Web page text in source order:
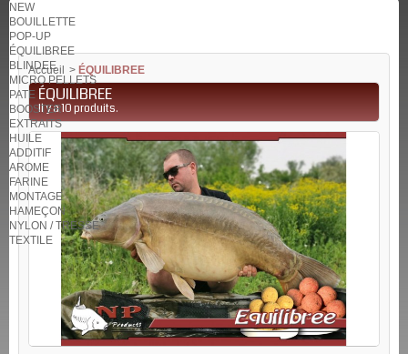
NEW
BOUILLETTE
POP-UP
ÉQUILIBREE
BLINDEE
MICRO PELLETS
PATE
BOOSTER
EXTRAITS
HUILE
ADDITIF
AROME
FARINE
MONTAGE
HAMEÇON
NYLON / TRESSE
TEXTILE
Accueil > ÉQUILIBREE
ÉQUILIBREE
Il y a 10 produits.